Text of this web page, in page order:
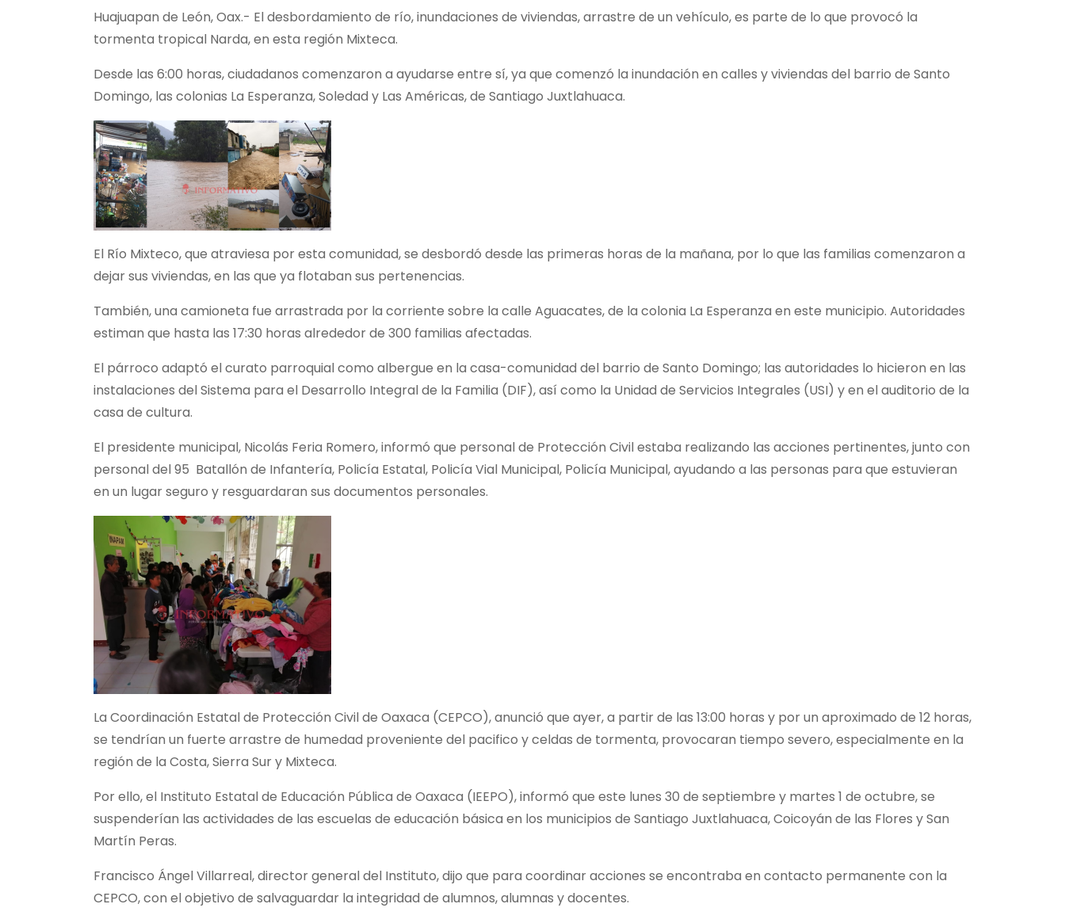
Huajuapan de León, Oax.- El desbordamiento de río, inundaciones de viviendas, arrastre de un vehículo, es parte de lo que provocó la
tormenta tropical Narda, en esta región Mixteca.
Desde las 6:00 horas, ciudadanos comenzaron a ayudarse entre sí, ya que comenzó la inundación en calles y viviendas del barrio de Santo
Domingo, las colonias La Esperanza, Soledad y Las Américas, de Santiago Juxtlahuaca.
El Río Mixteco, que atraviesa por esta comunidad, se desbordó desde las primeras horas de la mañana, por lo que las familias comenzaron a
dejar sus viviendas, en las que ya flotaban sus pertenencias.
También, una camioneta fue arrastrada por la corriente sobre la calle Aguacates, de la colonia La Esperanza en este municipio. Autoridades
estiman que hasta las 17:30 horas alrededor de 300 familias afectadas.
El párroco adaptó el curato parroquial como albergue en la casa-comunidad del barrio de Santo Domingo; las autoridades lo hicieron en las
instalaciones del Sistema para el Desarrollo Integral de la Familia (DIF), así como la Unidad de Servicios Integrales (USI) y en el auditorio de la
casa de cultura.
El presidente municipal, Nicolás Feria Romero, informó que personal de Protección Civil estaba realizando las acciones pertinentes, junto con
personal del 95 Batallón de Infantería, Policía Estatal, Policía Vial Municipal, Policía Municipal, ayudando a las personas para que estuvieran
en un lugar seguro y resguardaran sus documentos personales.
La Coordinación Estatal de Protección Civil de Oaxaca (CEPCO), anunció que ayer, a partir de las 13:00 horas y por un aproximado de 12 horas,
se tendrían un fuerte arrastre de humedad proveniente del pacifico y celdas de tormenta, provocaran tiempo severo, especialmente en la
región de la Costa, Sierra Sur y Mixteca.
Por ello, el Instituto Estatal de Educación Pública de Oaxaca (IEEPO), informó que este lunes 30 de septiembre y martes 1 de octubre, se
suspenderían las actividades de las escuelas de educación básica en los municipios de Santiago Juxtlahuaca, Coicoyán de las Flores y San
Martín Peras.
Francisco Ángel Villarreal, director general del Instituto, dijo que para coordinar acciones se encontraba en contacto permanente con la
CEPCO, con el objetivo de salvaguardar la integridad de alumnos, alumnas y docentes.